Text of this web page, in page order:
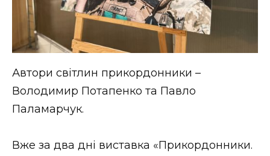
Автори світлин прикордонники –
Володимир Потапенко та Павло
Паламарчук.
Вже за два дні виставка «Прикордонники.